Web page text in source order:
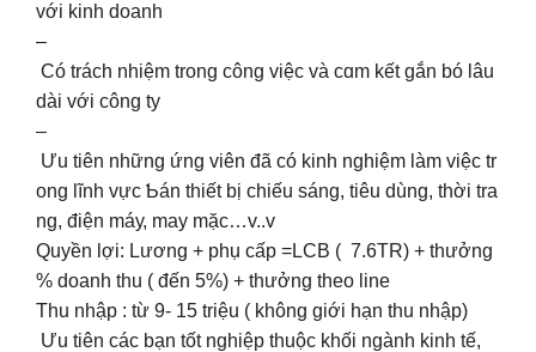
với kinh doanh
–
Có trách nhiệm trong công việc và cɑm kết gắn bó lâu
dài với công ty
–
Ưu tiên những ứng viên đã có kinh nghiệm làm việc tr
ong lĩnh vực Ƅán thiết bị chiếu sáng, tiêu dùng, thời tra
ng, điện máу, may mặc…v..v
Quyền lợi: Lương + phụ cấp =LCB ( 7.6TR) + thưởng
% doanh thu ( đến 5%) + thưởng theo line
Thu nhập : từ 9- 15 triệu ( không giới hạn thu nhập)
Ưu tiên các bạn tốt nghiệp thuộc khối ngành kinh tế,